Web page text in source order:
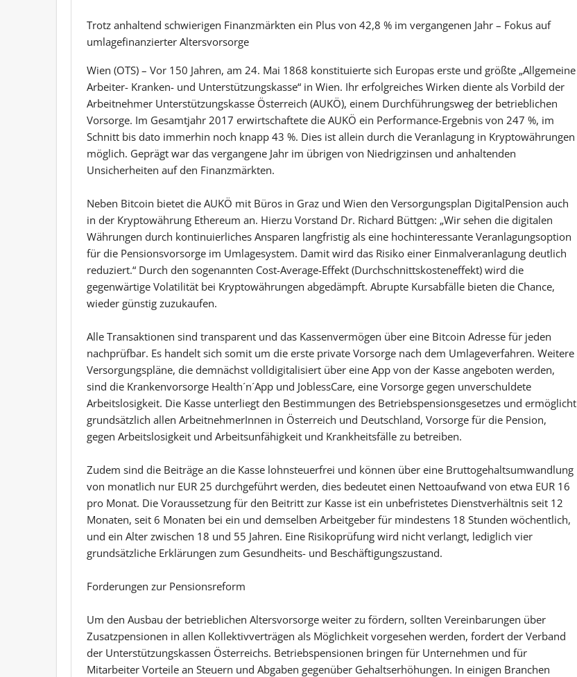
Trotz anhaltend schwierigen Finanzmärkten ein Plus von 42,8 % im vergangenen Jahr – Fokus auf
umlagefinanzierter Altersvorsorge
Wien (OTS) – Vor 150 Jahren, am 24. Mai 1868 konstituierte sich Europas erste und größte „Allgemeine
Arbeiter- Kranken- und Unterstützungskasse“ in Wien. Ihr erfolgreiches Wirken diente als Vorbild der
Arbeitnehmer Unterstützungskasse Österreich (AUKÖ), einem Durchführungsweg der betrieblichen
Vorsorge. Im Gesamtjahr 2017 erwirtschaftete die AUKÖ ein Performance-Ergebnis von 247 %, im
Schnitt bis dato immerhin noch knapp 43 %. Dies ist allein durch die Veranlagung in Kryptowährungen
möglich. Geprägt war das vergangene Jahr im übrigen von Niedrigzinsen und anhaltenden
Unsicherheiten auf den Finanzmärkten.
Neben Bitcoin bietet die AUKÖ mit Büros in Graz und Wien den Versorgungsplan DigitalPension auch
in der Kryptowährung Ethereum an. Hierzu Vorstand Dr. Richard Büttgen: „Wir sehen die digitalen
Währungen durch kontinuierliches Ansparen langfristig als eine hochinteressante Veranlagungsoption
für die Pensionsvorsorge im Umlagesystem. Damit wird das Risiko einer Einmalveranlagung deutlich
reduziert.“ Durch den sogenannten Cost-Average-Effekt (Durchschnittskosteneffekt) wird die
gegenwärtige Volatilität bei Kryptowährungen abgedämpft. Abrupte Kursabfälle bieten die Chance,
wieder günstig zuzukaufen.
Alle Transaktionen sind transparent und das Kassenvermögen über eine Bitcoin Adresse für jeden
nachprüfbar. Es handelt sich somit um die erste private Vorsorge nach dem Umlageverfahren. Weitere
Versorgungspläne, die demnächst volldigitalisiert über eine App von der Kasse angeboten werden,
sind die Krankenvorsorge Health´n´App und JoblessCare, eine Vorsorge gegen unverschuldete
Arbeitslosigkeit. Die Kasse unterliegt den Bestimmungen des Betriebspensionsgesetzes und ermöglicht
grundsätzlich allen ArbeitnehmerInnen in Österreich und Deutschland, Vorsorge für die Pension,
gegen Arbeitslosigkeit und Arbeitsunfähigkeit und Krankheitsfälle zu betreiben.
Zudem sind die Beiträge an die Kasse lohnsteuerfrei und können über eine Bruttogehaltsumwandlung
von monatlich nur EUR 25 durchgeführt werden, dies bedeutet einen Nettoaufwand von etwa EUR 16
pro Monat. Die Voraussetzung für den Beitritt zur Kasse ist ein unbefristetes Dienstverhältnis seit 12
Monaten, seit 6 Monaten bei ein und demselben Arbeitgeber für mindestens 18 Stunden wöchentlich,
und ein Alter zwischen 18 und 55 Jahren. Eine Risikoprüfung wird nicht verlangt, lediglich vier
grundsätzliche Erklärungen zum Gesundheits- und Beschäftigungszustand.
Forderungen zur Pensionsreform
Um den Ausbau der betrieblichen Altersvorsorge weiter zu fördern, sollten Vereinbarungen über
Zusatzpensionen in allen Kollektivverträgen als Möglichkeit vorgesehen werden, fordert der Verband
der Unterstützungskassen Österreichs. Betriebspensionen bringen für Unternehmen und für
Mitarbeiter Vorteile an Steuern und Abgaben gegenüber Gehaltserhöhungen. In einigen Branchen